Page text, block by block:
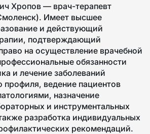
Хропов — врач-терапевт
Имеет высшее
и действующий
подтверждающий
на осуществление врачебной
обязанности
и лечение заболеваний
профиля, ведение пациентов
назначение
и инструментальных
разработка индивидуальных
рекомендаций.